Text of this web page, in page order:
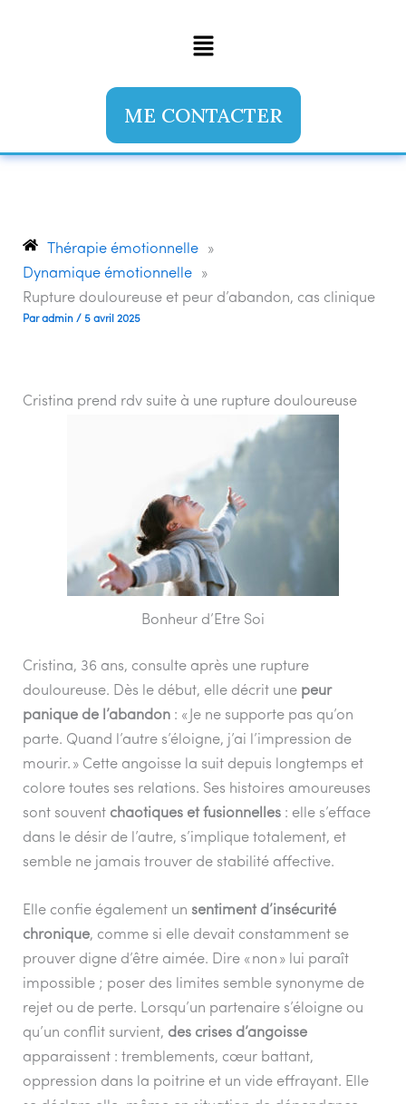
Menu
ME CONTACTER
Thérapie émotionnelle
»
Dynamique émotionnelle
»
Rupture douloureuse et peur d’abandon, cas clinique
Paradmin/5 avril 2025
Cristina prend rdv suite à une rupture douloureuse
Bonheur d’Etre Soi
Cristina, 36 ans, consulte après une rupture
douloureuse. Dès le début, elle décrit une peur
panique de l’abandon : « Je ne supporte pas qu’on
parte. Quand l’autre s’éloigne, j’ai l’impression de
mourir. » Cette angoisse la suit depuis longtemps et
colore toutes ses relations. Ses histoires amoureuses
sont souvent chaotiques et fusionnelles : elle s’efface
dans le désir de l’autre, s’implique totalement, et
semble ne jamais trouver de stabilité affective.
Elle confie également un sentiment d’insécurité
chronique, comme si elle devait constamment se
prouver digne d’être aimée. Dire « non » lui paraît
impossible ; poser des limites semble synonyme de
rejet ou de perte. Lorsqu’un partenaire s’éloigne ou
qu’un conflit survient, des crises d’angoisse
apparaissent : tremblements, cœur battant,
oppression dans la poitrine et un vide effrayant. Elle